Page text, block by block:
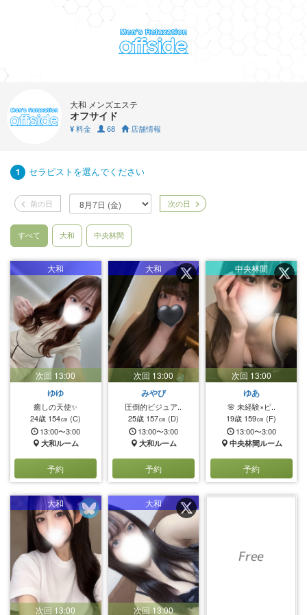
大和 メンズエステ
オフサイド
¥ 料金 68 店舗情報
1 セラピストを選んでください
前の日 次の日
すべて 大和 中央林間
次回 13:00
大和
ゆゆ
癒しの天使✨
24歳 154㎝ (C)
13:00〜3:00
大和ルーム
予約
次回 13:00
大和
みやび
圧倒的ビジュア..
25歳 157㎝ (D)
13:00〜3:00
大和ルーム
予約
次回 13:00
中央林間
ゆあ
🌸 未経験×ピ..
19歳 159㎝ (F)
13:00〜3:00
中央林間ルーム
予約
次回 13:00
大和
次回 13:00
大和